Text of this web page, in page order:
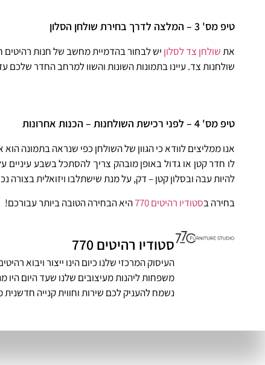
טיפ מס' 3 – המלצה לדרך בחירת שולחן הסלון
אתשולחן צד לסלון
שולחנות צד. עיינו בתמונות השונות והשוו למרחב החדר
טיפ מס' 4 – לפני רכישת השולחנות – הכנות אחרונות
אנו ממליצים לוודא כי הגוון של השולחן כפי שנראה בתמונה
לו חדר קטן או גדול באופן מובהק צריך להסתכל בשבע עיניים
להיות עבה ובסלון קטן – דק, על מנת שישתלבו ויזואלית בצורה
בחירה בסטודיו רהיטים 770 היא הבחירה הטובה ביותר עבורכם!
סטודיו רהיטים 770
העיסוק המרכזי שלנו כיום הינו ייצור ויבוא
משפחות ליהנות מעיצובים שלנו שעד היום היו
נשמח להעניק לכם שירות וחווית קנייה